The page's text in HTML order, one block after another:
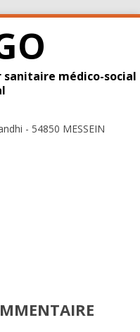
médico-social
- 54850 MESSEIN